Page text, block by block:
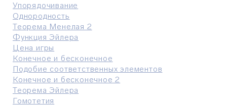
Упорядочивание
Однородность
Теорема Менелая 2
Функция Эйлера
Цена игры
Конечное и бесконечное
Подобие соответственных элементов
Конечное и бесконечное 2
Теорема Эйлера
Гомотетия